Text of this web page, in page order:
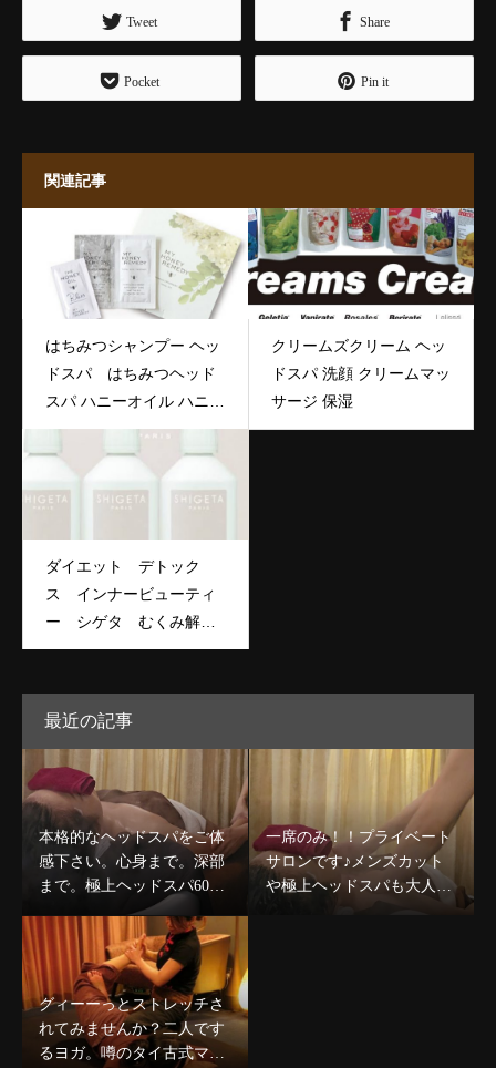
Tweet Share
Pocket Pin it
関連記事
はちみつシャンプー ヘッ
ドスパ はちみつヘッド
スパ ハニーオイル ハニー
シャンプー
クリームズクリーム ヘッ
ドスパ 洗顔 クリームマッ
サージ 保湿
ダイエット デトック
ス インナービューティ
ー シゲタ むくみ解
消 健康美人
最近の記事
本格的なヘッドスパをご体
感下さい。心身まで。深部
まで。極上ヘッドスパ60分
コース￥8,980〜デコルテケ
ア込のコースも人気★
一席のみ！！プライベート
サロンです♪メンズカット
や極上ヘッドスパも大人気
グィーーっとストレッチさ
れてみませんか？二人です
るヨガ。噂のタイ古式マッ